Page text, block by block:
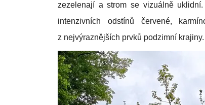
zezelenají a strom se vizuálně
intenzivních odstínů červené,
z nejvýraznějších prvků podzimní krajiny.